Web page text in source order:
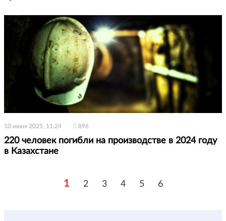
10 июня 2025, 11:24 896
220 человек погибли на производстве в 2024 году
в Казахстане
1 2 3 4 5 6